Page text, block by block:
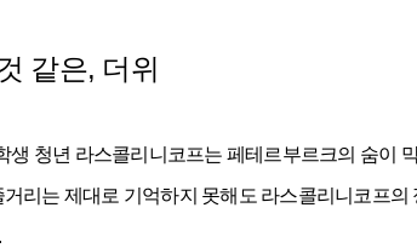
같은, 더위
청년 라스콜리니코프는 페테르부르크의 숨이
리는 제대로 기억하지 못해도 라스콜리니코프